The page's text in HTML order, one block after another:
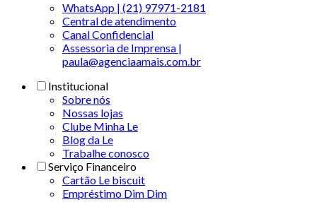
WhatsApp | (21) 97971-2181
Central de atendimento
Canal Confidencial
Assessoria de Imprensa |
paula@agenciaamais.com.br
Institucional
Sobre nós
Nossas lojas
Clube Minha Le
Blog da Le
Trabalhe conosco
Serviço Financeiro
Cartão Le biscuit
Empréstimo Dim Dim